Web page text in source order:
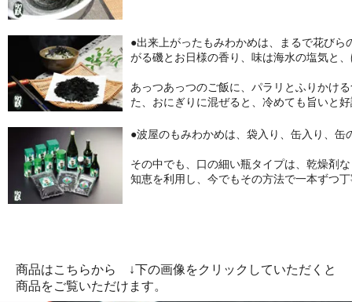
●出来上がったもみわかめは、まるで花び
がる磯とお日様の香り、味は海水の塩気と
あっつあっつのご飯に、パラリとふりかけ
た、おにぎりに混ぜると、冷めても旨いと
●波屋のもみわかめは、袋入り、缶入り、
その中でも、口の細い瓶タイプは、乾燥剤
知恵を利用し、今でもその方法で一本ずつ
商品はこちらから ↓下の画像をクリックしていただくと
商品をご覧いただけます。